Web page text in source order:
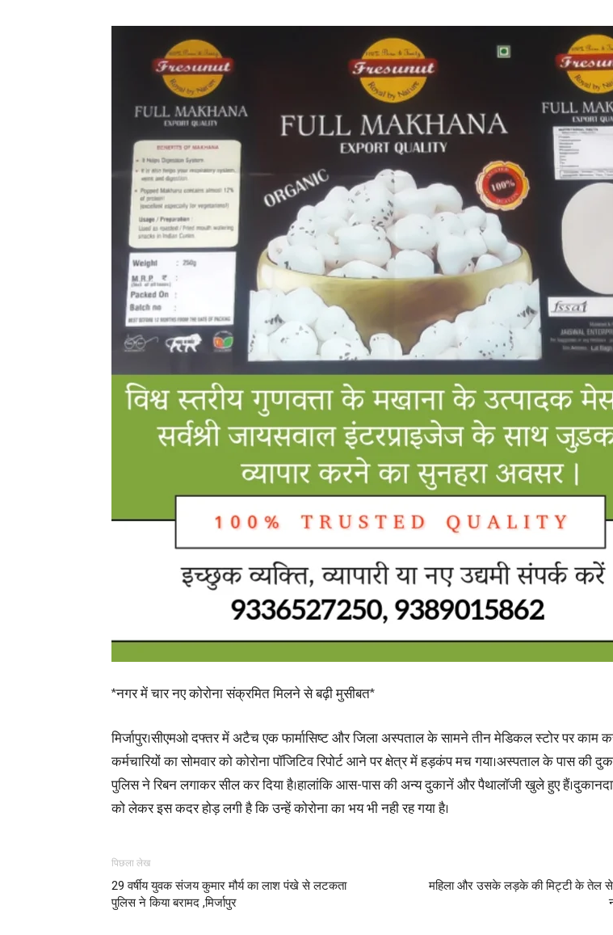
News,
Latest
News
in
Hindi,
Today
*नगर में चार नए कोरोना संक्रमित मिलने से बढ़ी मुसीबत*
मिर्जापुर।सीएमओ दफ्तर में अटैच एक फार्मासिष्ट और जिला अस्पताल के सामने तीन मेडिकल स्टोर पर काम
कर्मचारियों का सोमवार को कोरोना पॉजिटिव रिपोर्ट आने पर क्षेत्र में हड़कंप मच गया।अस्पताल के पास की
पुलिस ने रिबन लगाकर सील कर दिया है।हालांकि आस-पास की अन्य दुकानें और पैथालॉजी खुले हुए
को लेकर इस कदर होड़ लगी है कि उन्हें कोरोना का भय भी नही रह गया है।
पिछला लेख
29 वर्षीय युवक संजय कुमार मौर्य का लाश पंखे से लटकता
पुलिस ने किया बरामद ,मिर्जापुर
महिला और उसके लड़के की मिट्टी के तेल